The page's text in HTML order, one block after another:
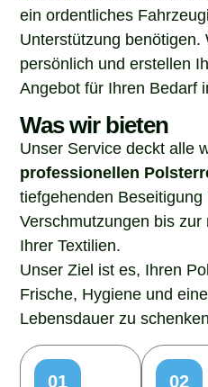
ein ordentliches
Unterstützung benötigen.
persönlich und erstellen
Angebot für Ihren Bedarf
Was wir bieten
Unser Service deckt alle
professionellen
tiefgehenden Beseitigung
Verschmutzungen bis
Ihrer Textilien.
Unser Ziel ist es, Ihren
Frische, Hygiene und
Lebensdauer zu schenken.
01
02